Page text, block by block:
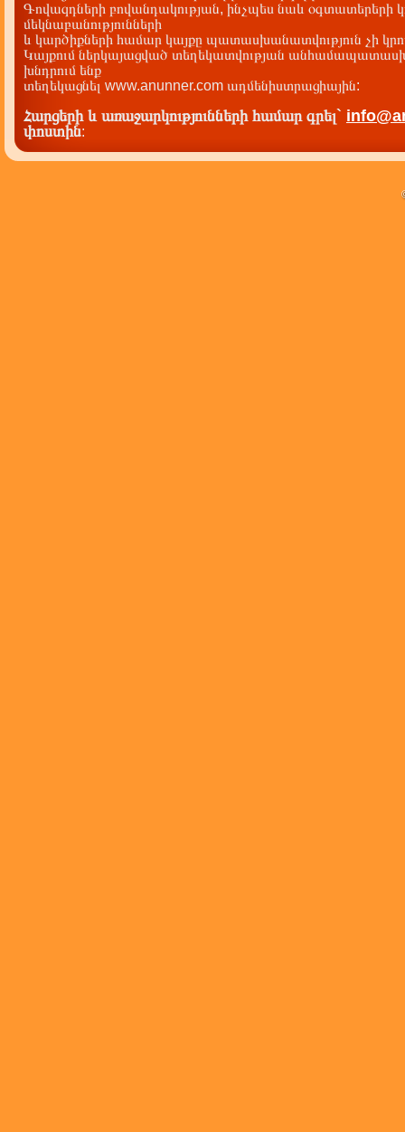
Գովազդների բովանդակության, ինչպես նաև օգտատերերի
մեկնաբանությունների
և կարծիքների համար կայքը պատասխանատվություն չի
Կայքում ներկայացված տեղեկատվության
խնդրում ենք
տեղեկացնել www.anunner.com ադմենիստրացիային:
Հարցերի և առաջարկությունների համար գրել`
փոստին: